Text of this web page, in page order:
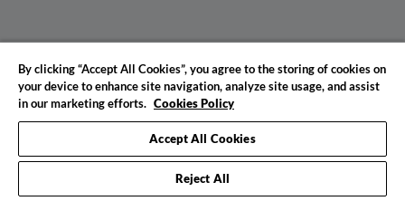
© 2026 IADE. Todos os direitos reservados.
By clicking “Accept All Cookies”, you agree to the storing of cookies on
your device to enhance site navigation, analyze site usage, and assist
in our marketing efforts. Cookies Policy
Accept All Cookies
Reject All